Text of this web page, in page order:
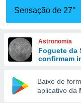
a este
das
e
forma
digital
Sensação de 27°
Astronomia
Foguete da
confirmam
Baixe de
aplicativo da